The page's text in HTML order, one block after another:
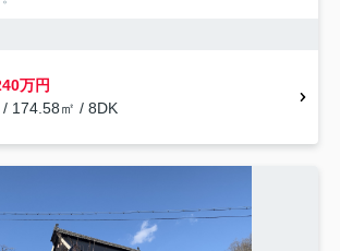
万円
/ 174.58㎡ / 8DK